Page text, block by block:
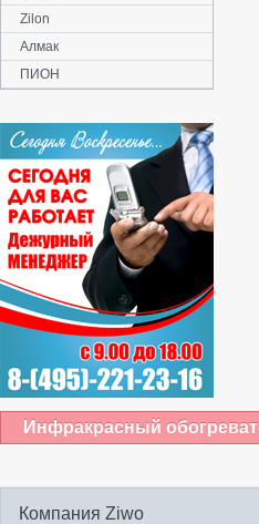
Zilon
Алмак
ПИОН
Инфракрасный
Компания Ziwo